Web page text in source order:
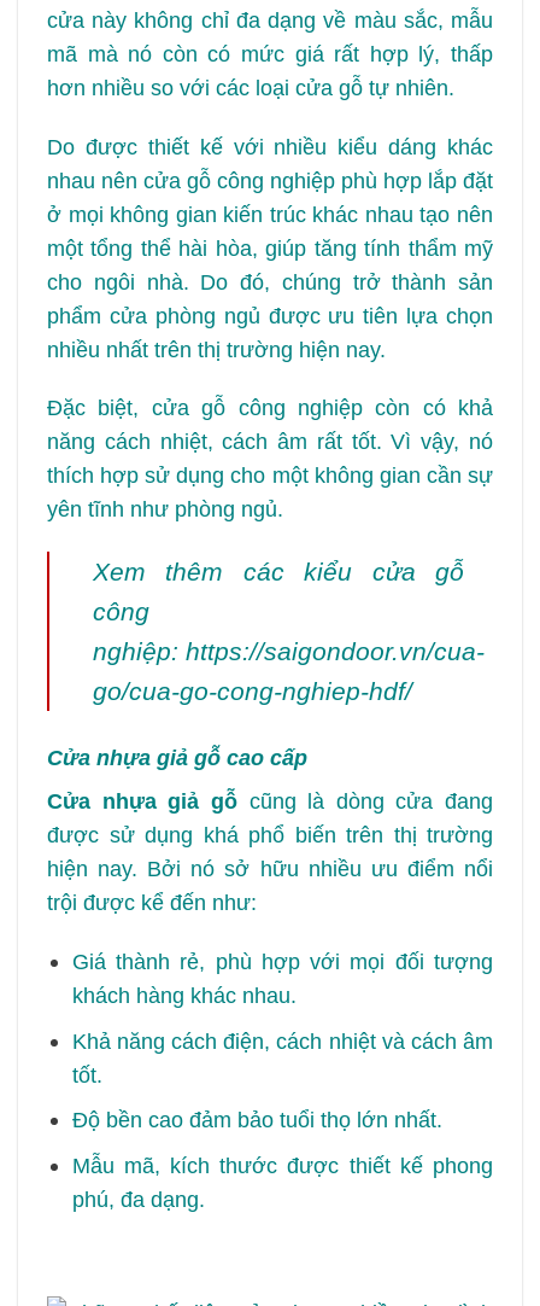
cửa này không chỉ đa dạng về màu sắc, mẫu
mã mà nó còn có mức giá rất hợp lý, thấp
hơn nhiều so với các loại cửa gỗ tự nhiên.
Do được thiết kế với nhiều kiểu dáng khác
nhau nên cửa gỗ công nghiệp phù hợp lắp đặt
ở mọi không gian kiến trúc khác nhau tạo nên
một tổng thể hài hòa, giúp tăng tính thẩm mỹ
cho ngôi nhà. Do đó, chúng trở thành sản
phẩm cửa phòng ngủ được ưu tiên lựa chọn
nhiều nhất trên thị trường hiện nay.
Đặc biệt, cửa gỗ công nghiệpcòn có khả
năng cách nhiệt, cách âm rất tốt. Vì vậy, nó
thích hợp sử dụng cho một không gian cần sự
yên tĩnh như phòng ngủ.
Xem thêm các kiểu cửa gỗ
công
nghiệp: https://saigondoor.vn/cua-
go/cua-go-cong-nghiep-hdf/
Cửa nhựa giả gỗ cao cấp
Cửa nhựa giả gỗcũng là dòng cửa đang
được sử dụng khá phổ biến trên thị trường
hiện nay. Bởi nó sở hữu nhiều ưu điểm nổi
trội được kể đến như:
Giá thành rẻ, phù hợp với mọi đối tượng
khách hàng khác nhau.
Khả năng cách điện, cách nhiệt và cách âm
tốt.
Độ bền cao đảm bảo tuổi thọ lớn nhất.
Mẫu mã, kích thước được thiết kế phong
phú, đa dạng.